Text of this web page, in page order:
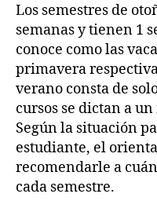
Los semestres de
semanas y tienen 1
conoce como las
primavera
verano consta de
cursos se dictan a
Según la situación
estudiante, el
recomendarle a
cada semestre.